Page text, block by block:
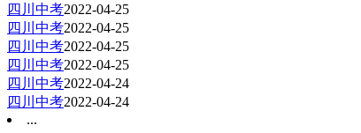
四川中考2022-04-25
四川中考2022-04-25
四川中考2022-04-25
四川中考2022-04-25
四川中考2022-04-24
四川中考2022-04-24
...